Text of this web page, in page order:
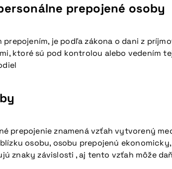
prepojené osoby
je podľa zákona o dani z
ktoré sú pod kontrolou alebo vedením
prepojenie znamená vzťah vytvorený
osobu, osobu prepojenú
znaky závislosti , aj tento vzťah môže